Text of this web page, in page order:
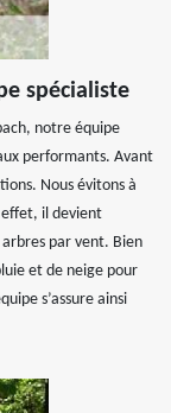
spécialiste
notre équipe
performants. Avant
Nous évitons à
il devient
par vent. Bien
et de neige pour
s’assure ainsi